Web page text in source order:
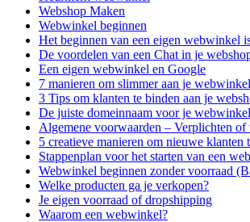
Webshop Maken
Webwinkel beginnen
Het beginnen van een eigen webwinkel
De voordelen van een Chat in je
Een eigen webwinkel en Google
7 manieren om slimmer aan je
3 Tips om klanten te binden aan je
De juiste domeinnaam voor je webwinkel
Algemene voorwaarden – Verplichten of
5 creatieve manieren om nieuwe klanten
Stappenplan voor het starten van een
Webwinkel beginnen zonder voorraad
Welke producten ga je verkopen?
Je eigen voorraad of dropshipping
Waarom een webwinkel?